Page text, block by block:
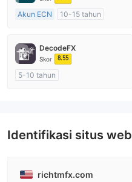
Akun ECN
10-15 tahun
Market Maker (MM)
Lisensi Penuh MT4
DecodeFX
Skor 8.55
5-10 tahun
Identifikasi situs web
richtmfx.com